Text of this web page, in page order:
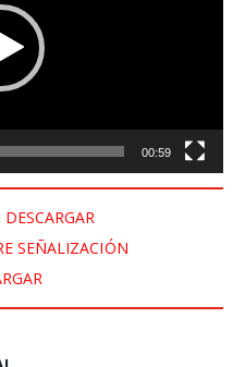
00:59
SEÑALIZACIÓN